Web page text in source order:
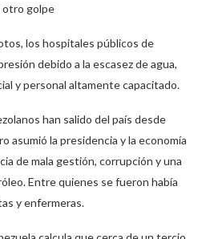
otro golpe
los hospitales públicos de
debido a la escasez de agua,
y personal altamente capacitado.
han salido del país desde
asumió la presidencia y la economía
de mala gestión, corrupción y una
Entre quienes se fueron había
y enfermeras.